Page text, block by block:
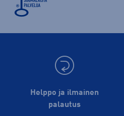
Helppo ja ilmainen
palautus